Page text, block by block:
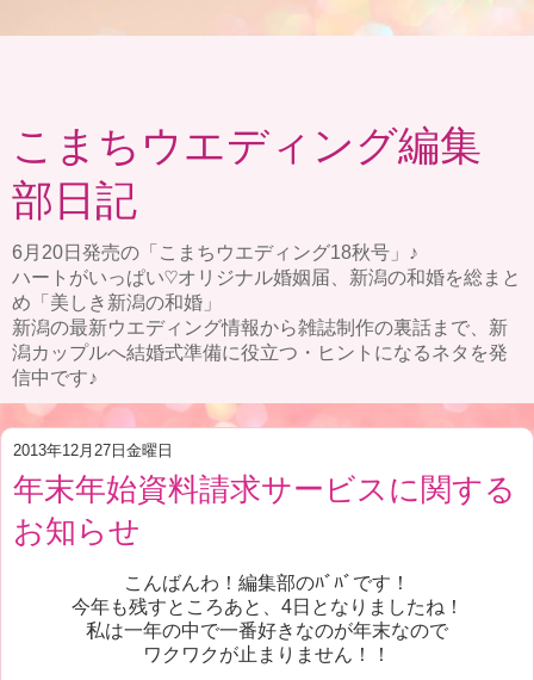
こまちウエディング編集
部日記
6月20日発売の「こまちウエディング18秋号」♪
ハートがいっぱい♡オリジナル婚姻届、新潟の和婚を総まと
め「美しき新潟の和婚」
新潟の最新ウエディング情報から雑誌制作の裏話まで、新
潟カップルへ結婚式準備に役立つ・ヒントになるネタを発
信中です♪
2013年12月27日金曜日
年末年始資料請求サービスに関する
お知らせ
こんばんわ！編集部のﾊﾞﾊﾞです！
今年も残すところあと、4日となりましたね！
私は一年の中で一番好きなのが年末なので
ワクワクが止まりません！！